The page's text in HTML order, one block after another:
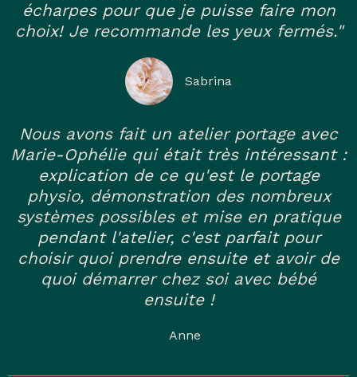
écharpes pour que je puisse faire mon
choix! Je recommande les yeux fermés."
Sabrina
Nous avons fait un atelier portage avec
Marie-Ophélie qui était très intéressant :
explication de ce qu'est le portage
physio, démonstration des nombreux
systèmes possibles et mise en pratique
pendant l'atelier, c'est parfait pour
choisir quoi prendre ensuite et avoir de
quoi démarrer chez soi avec bébé
ensuite !
Anne